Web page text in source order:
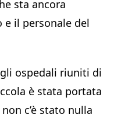
sta ancora
il personale del
ospedali riuniti di
è stata portata
c’è stato nulla